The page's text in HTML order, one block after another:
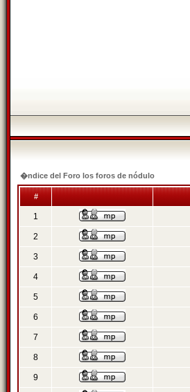
�ndice del Foro los foros de nódulo
#
1
2
3
4
5
6
7
8
9